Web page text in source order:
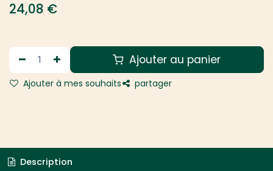
24,08 €
Ajouter au panier
Ajouter à mes souhaits partager
Description